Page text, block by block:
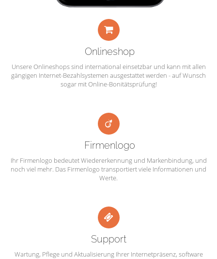
Onlineshop
Unsere Onlineshops sind international einsetzbar und kann mit allen
gängigen Internet-Bezahlsystemen ausgestattet werden - auf Wunsch
sogar mit Online-Bonitätsprüfung!
Firmenlogo
Ihr Firmenlogo bedeutet Wiedererkennung und Markenbindung, und
noch viel mehr. Das Firmenlogo transportiert viele Informationen und
Werte.
Support
Wartung, Pflege und Aktualisierung Ihrer Internetpräsenz, software